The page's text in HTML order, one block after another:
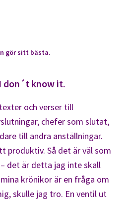
gör sitt bästa.
don´t know it.
och verser till
chefer som slutat,
till andra anställningar.
produktiv. Så det är väl som
det är detta jag inte skall
krönikor är en fråga om
skulle jag tro. En ventil ut